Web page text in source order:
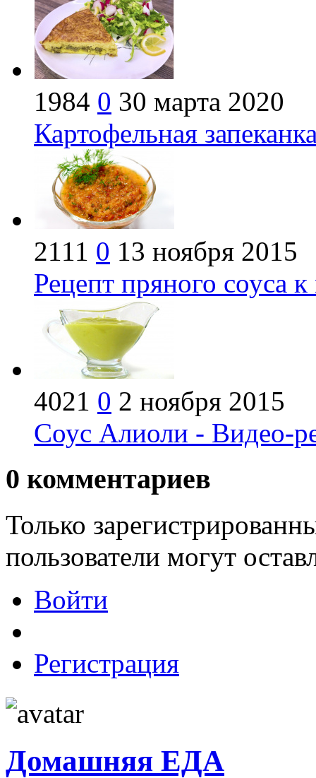
1984 0 30 марта 2020
Картофельная
2111 0 13 ноября 2015
Рецепт пряного соуса
4021 0 2 ноября 2015
Соус Алиоли - Видео-
0 комментариев
Только
пользователи могут
Войти
Регистрация
Домашняя ЕДА